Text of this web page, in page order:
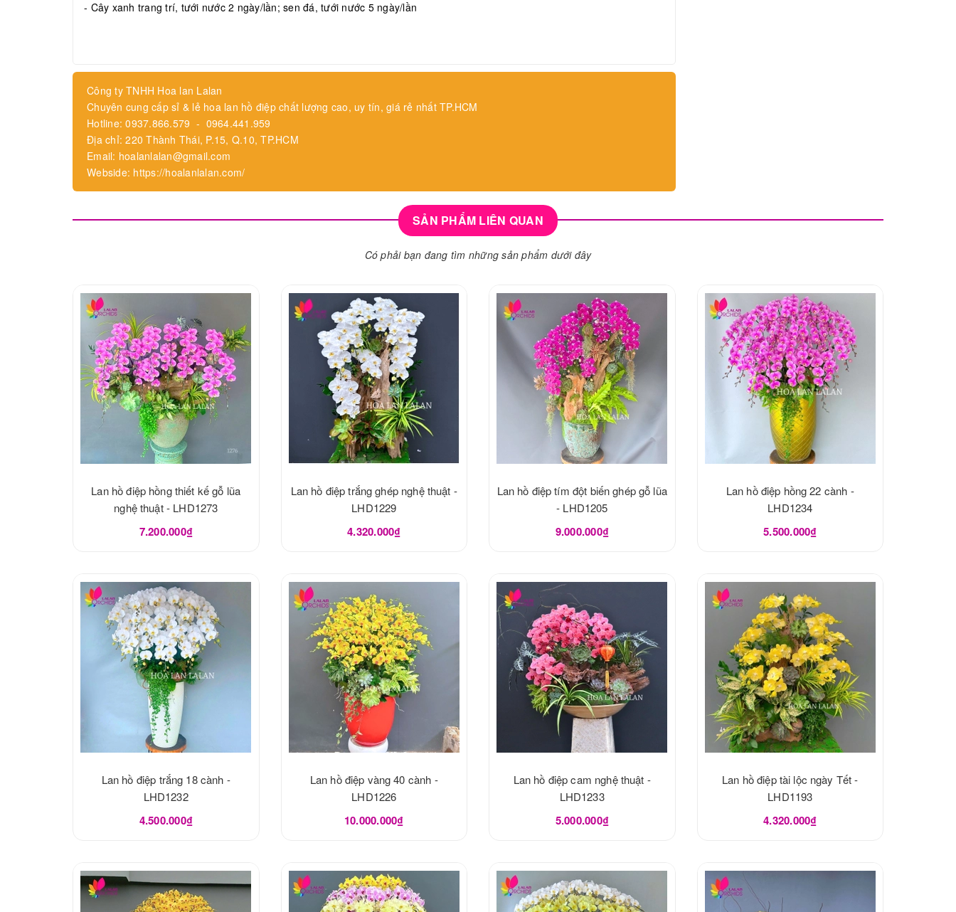
- Cây xanh trang trí, tưới nước 2 ngày/lần; sen đá, tưới nước 5 ngày/lần
Công ty TNHH Hoa lan Lalan
Chuyên cung cấp sỉ & lẻ hoa lan hồ điệp chất lượng cao, uy tín, giá rẻ nhất TP.HCM
Hotline: 0937.866.579 - 0964.441.959
Địa chỉ: 220 Thành Thái, P.15, Q.10, TP.HCM
Email: hoalanlalan@gmail.com
Webside: https://hoalanlalan.com/
SẢN PHẨM LIÊN QUAN
Có phải bạn đang tìm những sản phẩm dưới đây
Lan hồ điệp hồng thiết kế gỗ lũa
nghệ thuật - LHD1273
7.200.000₫
Lan hồ điệp trắng ghép nghệ thuật -
LHD1229
4.320.000₫
Lan hồ điệp tím đột biến ghép gỗ lũa
- LHD1205
9.000.000₫
Lan hồ điệp hồng 22 cành -
LHD1234
5.500.000₫
Lan hồ điệp trắng 18 cành -
LHD1232
4.500.000₫
Lan hồ điệp vàng 40 cành -
LHD1226
10.000.000₫
Lan hồ điệp cam nghệ thuật -
LHD1233
5.000.000₫
Lan hồ điệp tài lộc ngày Tết -
LHD1193
4.320.000₫